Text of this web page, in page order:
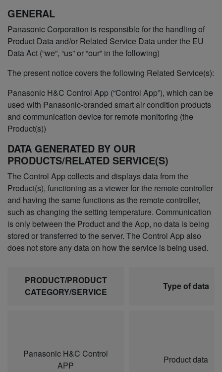
GENERAL
Panasonic Corporation is responsible for the handling of
Product Data and/or Related Service Data under the EU
Data Act (“we”, “us” or “our” in the following)
The present notice covers the following Related Service(s):
Panasonic H&C Control App (“Control App”), which can be
used with Panasonic-branded smart air condition products
and communication device for remote monitoring (the
Product(s))
DATA GENERATED BY OUR
PRODUCTS/RELATED SERVICE(S)
The Control App collects and displays data from the
Product(s), functioning as a viewer for the remote controller
and having the same functions as the remote controller,
such as changing the setting temperature. Communication
is only between the Product and the App, no data is being
stored or transferred to the server. The Control App also
does not store any data on how the service is being used.
PRODUCT/PRODUCT
CATEGORY/SERVICE
Type of data
Panasonic H&C Control
APP
Product data